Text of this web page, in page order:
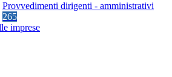
Provvedimenti dirigenti - amministrativi
265
imprese